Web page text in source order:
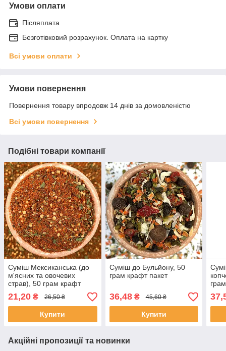
Умови оплати
Післяплата
Безготівковий розрахунок. Оплата на картку
Всі умови оплати
Умови повернення
Повернення товару впродовж 14 днів за домовленістю
Всі умови повернення
Подібні товари компанії
Суміш Мексиканська (до
м'ясних та овочевих
страв), 50 грам крафт
пакет
21,20 ₴ 26,50 ₴
Купити
Суміш до Бульйону, 50
грам крафт пакет
36,48₴ 45,60 ₴
Купити
Акційні пропозиції та новинки